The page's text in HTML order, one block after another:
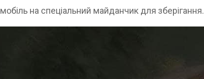
на спеціальний майданчик для зберігання.